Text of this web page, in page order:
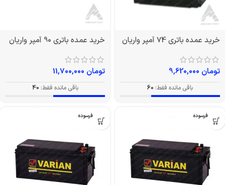
خرید عمده باتری 74 آمپر واریان
تومان
باقی مانده فقط: 60
خرید عمده باتری 90 آمپر واریان
تومان
باقی مانده فقط: 40
بدون فرسوده بدون فرسوده